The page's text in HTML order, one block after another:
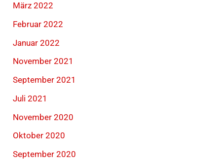
März 2022
Februar 2022
Januar 2022
November 2021
September 2021
Juli 2021
November 2020
Oktober 2020
September 2020